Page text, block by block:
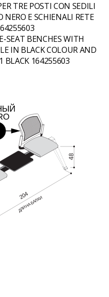
TRE POSTI CON SEDILI
E SCHIENALI RETE
SEAT BENCHES WITH
IN BLACK COLOUR AND
BLACK 164255603